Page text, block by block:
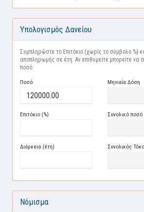
Υπολογισμός Δανείου
Συμπληρώστε το Επιτόκιο (χωρίς το σύμβολο %}
αποπληρωμής σε έτη. Αν επιθυμείτε μπορείτε να
ποσό
Ποσό
Επιτόκιο (%)
Διάρκεια (έτη)
Μηνιαία Δόση
Συνολικό ποσό
Συνολικός
Νόμισμα